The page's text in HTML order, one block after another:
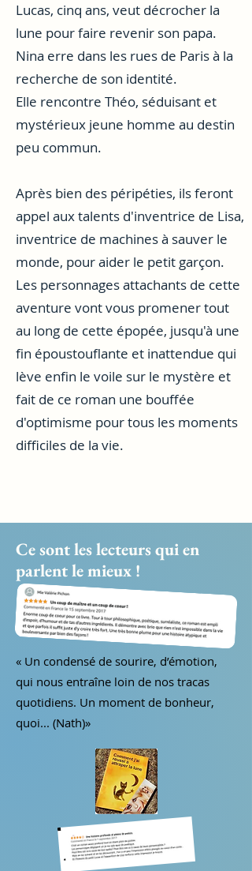
Lucas, cinq ans, veut décrocher la
lune pour faire revenir son papa.
Nina erre dans les rues de Paris à la
recherche de son identité.
Elle rencontre Théo, séduisant et
mystérieux jeune homme au destin
peu commun.
Après bien des péripéties, ils feront
appel aux talents d'inventrice de Lisa,
inventrice de machines à sauver le
monde, pour aider le petit garçon.
Les personnages attachants de cette
aventure vont vous promener tout
au long de cette épopée, jusqu'à une
fin époustouflante et inattendue qui
lève enfin le voile sur le mystère et
fait de ce roman une bouffée
d'optimisme pour tous les moments
difficiles de la vie.
Ce sont les lecteurs qui en
parlent le mieux !
« Un condensé de sourire, d’émotion,
qui nous entraîne loin de nos tracas
quotidiens. Un moment de bonheur,
quoi... (Nath)»